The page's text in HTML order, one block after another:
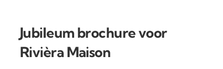
Jubileum brochure voor
Rivièra Maison